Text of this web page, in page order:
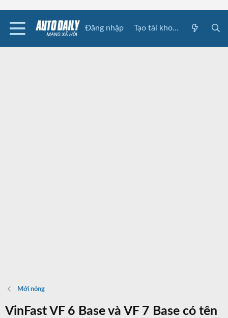
Đăng nhập Tạo tài khoản
Mới nóng
VinFast VF 6 Base và VF 7 Base có tên